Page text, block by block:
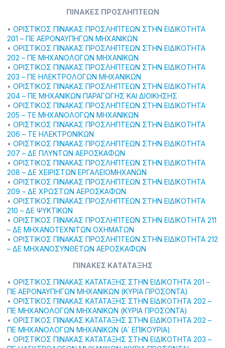
ΠΙΝΑΚΕΣ ΠΡΟΣΛΗΠΤΕΩΝ
• ΟΡΙΣΤΙΚΟΣ ΠΙΝΑΚΑΣ ΠΡΟΣΛΗΠΤΕΩΝ ΣΤΗΝ ΕΙΔΙΚΟΤΗΤΑ
201 – ΠΕ ΑΕΡΟΝΑΥΠΗΓΩΝ ΜΗΧΑΝΙΚΩΝ
• ΟΡΙΣΤΙΚΟΣ ΠΙΝΑΚΑΣ ΠΡΟΣΛΗΠΤΕΩΝ ΣΤΗΝ ΕΙΔΙΚΟΤΗΤΑ
202 – ΠΕ ΜΗΧΑΝΟΛΟΓΩΝ ΜΗΧΑΝΙΚΩΝ
• ΟΡΙΣΤΙΚΟΣ ΠΙΝΑΚΑΣ ΠΡΟΣΛΗΠΤΕΩΝ ΣΤΗΝ ΕΙΔΙΚΟΤΗΤΑ
203 – ΠΕ ΗΛΕΚΤΡΟΛΟΓΩΝ ΜΗΧΑΝΙΚΩΝ
• ΟΡΙΣΤΙΚΟΣ ΠΙΝΑΚΑΣ ΠΡΟΣΛΗΠΤΕΩΝ ΣΤΗΝ ΕΙΔΙΚΟΤΗΤΑ
204 – ΠΕ ΜΗΧΑΝΙΚΩΝ ΠΑΡΑΓΩΓΗΣ ΚΑΙ ΔΙΟΙΚΗΣΗΣ
• ΟΡΙΣΤΙΚΟΣ ΠΙΝΑΚΑΣ ΠΡΟΣΛΗΠΤΕΩΝ ΣΤΗΝ ΕΙΔΙΚΟΤΗΤΑ
205 – ΤΕ ΜΗΧΑΝΟΛΟΓΩΝ ΜΗΧΑΝΙΚΩΝ
• ΟΡΙΣΤΙΚΟΣ ΠΙΝΑΚΑΣ ΠΡΟΣΛΗΠΤΕΩΝ ΣΤΗΝ ΕΙΔΙΚΟΤΗΤΑ
206 – ΤΕ ΗΛΕΚΤΡΟΝΙΚΩΝ
• ΟΡΙΣΤΙΚΟΣ ΠΙΝΑΚΑΣ ΠΡΟΣΛΗΠΤΕΩΝ ΣΤΗΝ ΕΙΔΙΚΟΤΗΤΑ
207 – ΔΕ ΠΛΥΝΤΩΝ ΑΕΡΟΣΚΑΦΩΝ
• ΟΡΙΣΤΙΚΟΣ ΠΙΝΑΚΑΣ ΠΡΟΣΛΗΠΤΕΩΝ ΣΤΗΝ ΕΙΔΙΚΟΤΗΤΑ
208 – ΔΕ ΧΕΙΡΙΣΤΩΝ ΕΡΓΑΛΕΙΟΜΗΧΑΝΩΝ
• ΟΡΙΣΤΙΚΟΣ ΠΙΝΑΚΑΣ ΠΡΟΣΛΗΠΤΕΩΝ ΣΤΗΝ ΕΙΔΙΚΟΤΗΤΑ
209 – ΔΕ ΧΡΩΣΤΩΝ ΑΕΡΟΣΚΑΦΩΝ
• ΟΡΙΣΤΙΚΟΣ ΠΙΝΑΚΑΣ ΠΡΟΣΛΗΠΤΕΩΝ ΣΤΗΝ ΕΙΔΙΚΟΤΗΤΑ
210 – ΔΕ ΨΥΚΤΙΚΩΝ
• ΟΡΙΣΤΙΚΟΣ ΠΙΝΑΚΑΣ ΠΡΟΣΛΗΠΤΕΩΝ ΣΤΗΝ ΕΙΔΙΚΟΤΗΤΑ 211
– ΔΕ ΜΗΧΑΝΟΤΕΧΝΙΤΩΝ ΟΧΗΜΑΤΩΝ
• ΟΡΙΣΤΙΚΟΣ ΠΙΝΑΚΑΣ ΠΡΟΣΛΗΠΤΕΩΝ ΣΤΗΝ ΕΙΔΙΚΟΤΗΤΑ 212
– ΔΕ ΜΗΧΑΝΟΣΥΝΘΕΤΩΝ ΑΕΡΟΣΚΑΦΩΝ
ΠΙΝΑΚΕΣ ΚΑΤΑΤΑΞΗΣ
• ΟΡΙΣΤΙΚΟΣ ΠΙΝΑΚΑΣ ΚΑΤΑΤΑΞΗΣ ΣΤΗΝ ΕΙΔΙΚΟΤΗΤΑ 201 –
ΠΕ ΑΕΡΟΝΑΥΠΗΓΩΝ ΜΗΧΑΝΙΚΩΝ (ΚΥΡΙΑ ΠΡΟΣΟΝΤΑ)
• ΟΡΙΣΤΙΚΟΣ ΠΙΝΑΚΑΣ ΚΑΤΑΤΑΞΗΣ ΣΤΗΝ ΕΙΔΙΚΟΤΗΤΑ 202 –
ΠΕ ΜΗΧΑΝΟΛΟΓΩΝ ΜΗΧΑΝΙΚΩΝ (ΚΥΡΙΑ ΠΡΟΣΟΝΤΑ)
• ΟΡΙΣΤΙΚΟΣ ΠΙΝΑΚΑΣ ΚΑΤΑΤΑΞΗΣ ΣΤΗΝ ΕΙΔΙΚΟΤΗΤΑ 202 –
ΠΕ ΜΗΧΑΝΟΛΟΓΩΝ ΜΗΧΑΝΙΚΩΝ (Α΄ ΕΠΙΚΟΥΡΙΑ)
• ΟΡΙΣΤΙΚΟΣ ΠΙΝΑΚΑΣ ΚΑΤΑΤΑΞΗΣ ΣΤΗΝ ΕΙΔΙΚΟΤΗΤΑ 203 –